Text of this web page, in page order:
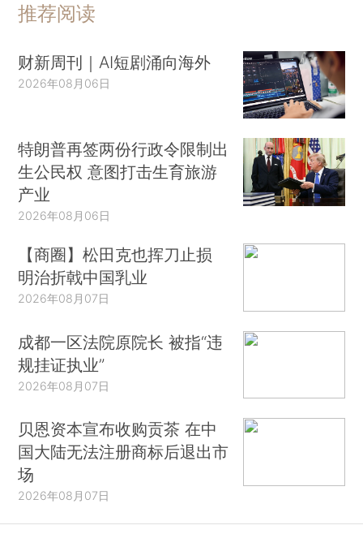
推荐阅读
财新周刊｜AI短剧涌向海外
2026年08月06日
特朗普再签两份行政令限制出
生公民权 意图打击生育旅游
产业
2026年08月06日
【商圈】松田克也挥刀止损
明治折戟中国乳业
2026年08月07日
成都一区法院原院长 被指“违
规挂证执业”
2026年08月07日
贝恩资本宣布收购贡茶 在中
国大陆无法注册商标后退出市
场
2026年08月07日